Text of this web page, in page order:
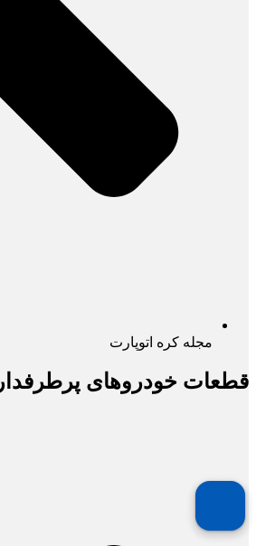
مجله کره اتوپارت
قطعات خودروهای پرطرفدار